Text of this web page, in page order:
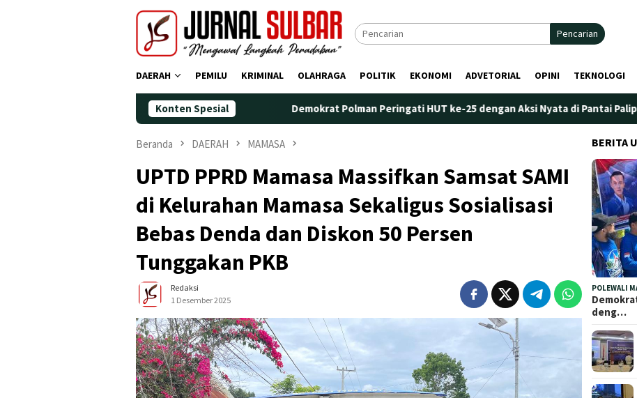
Pencarian
DAERAH PEMILU KRIMINAL OLAHRAGA POLITIK EKONOMI ADVETORIAL OPINI TEKNOLOGI
Konten Spesial Demokrat Polman Peringati HUT ke-25 dengan Aksi Nyata di Pantai Palippis:
Beranda DAERAH MAMASA
UPTD PPRD Mamasa Massifkan Samsat SAMI
di Kelurahan Mamasa Sekaligus Sosialisasi
Bebas Denda dan Diskon 50 Persen
Tunggakan PKB
Redaksi
1 Desember 2025
BERITA
POLEWALI
deng…